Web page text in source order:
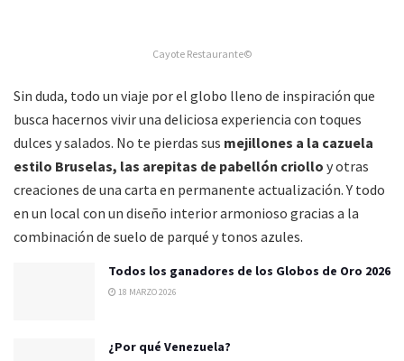
Cayote Restaurante©
Sin duda, todo un viaje por el globo lleno de inspiración que
busca hacernos vivir una deliciosa experiencia con toques
dulces y salados. No te pierdas sus mejillones a la cazuela
estilo Bruselas, las arepitas de pabellón criollo y otras
creaciones de una carta en permanente actualización. Y todo
en un local con un diseño interior armonioso gracias a la
combinación de suelo de parqué y tonos azules.
Todos los ganadores de los Globos de Oro 2026
18 MARZO 2026
¿Por qué Venezuela?